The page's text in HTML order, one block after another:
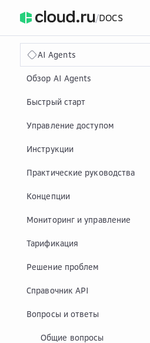
/DOCS
AI Agents
Обзор AI Agents
Быстрый старт
Управление доступом
Инструкции
Практические руководства
Концепции
Мониторинг и управление
Тарификация
Решение проблем
Справочник API
Вопросы и ответы
Общие вопросы